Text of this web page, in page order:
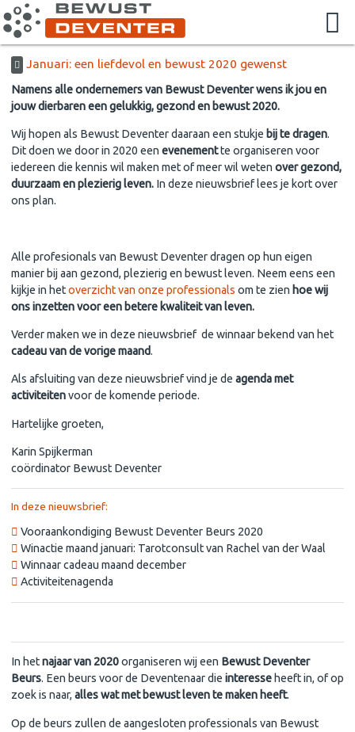
Januari: een liefdevol en bewust 2020 gewenst
Namens alle ondernemers van Bewust Deventer wens ik jou en
jouw dierbaren een gelukkig, gezond en bewust 2020.
Wij hopen als Bewust Deventer daaraan een stukje bij te dragen.
Dit doen we door in 2020 een evenementte organiseren voor
iedereen die kennis wil maken met of meer wil weten over gezond,
duurzaam en plezierig leven. In deze nieuwsbrief lees je kort over
ons plan.
Alle profesionals van Bewust Deventer dragen op hun eigen
manier bij aan gezond, plezierig en bewust leven. Neem eens een
kijkje in hetoverzicht van onze professionals om te zien hoe wij
ons inzetten voor een betere kwaliteit van leven.
Verder maken we in deze nieuwsbrief de winnaar bekend van het
cadeau van de vorige maand.
Als afsluiting van deze nieuwsbrief vind je de agenda met
activiteitenvoor de komende periode.
Hartelijke groeten,
Karin Spijkerman
coördinator Bewust Deventer
In deze nieuwsbrief:
Vooraankondiging Bewust Deventer Beurs 2020
Winactie maand januari: Tarotconsult van Rachel van der Waal
Winnaar cadeau maand december
Activiteitenagenda
In hetnajaar van 2020organiseren wij een Bewust Deventer
Beurs. Een beurs voor de Deventenaar die interesse heeft in, of op
zoek is naar, alles wat met bewust leven te maken heeft.
Op de beurs zullen de aangesloten professionals van Bewust